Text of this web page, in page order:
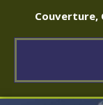
Couverture,